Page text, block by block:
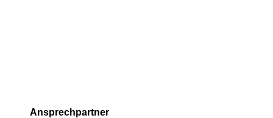
Ansprechpartner